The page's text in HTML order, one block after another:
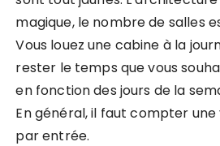
magique, le nombre de salles
Vous louez une cabine à la
rester le temps que vous
en fonction des jours de la
En général, il faut compter une
par entrée.